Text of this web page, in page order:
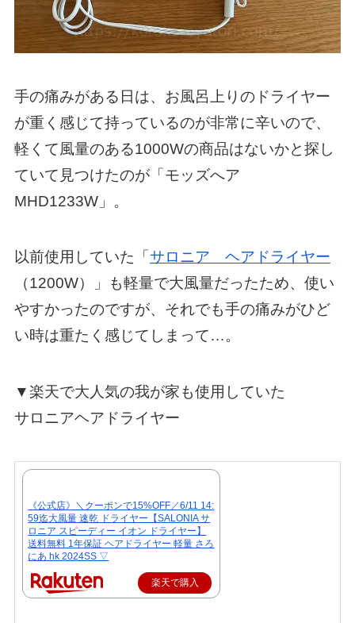
手の痛みがある日は、お風呂上りのドライヤー
が重く感じて持っているのが非常に辛いので、
軽くて風量のある1000Wの商品はないかと探し
ていて見つけたのが「モッズへア
MHD1233W」。
以前使用していた「 サロニア ヘアドライヤー
（1200W）」も軽量で大風量だったため、使い
やすかったのですが、それでも手の痛みがひど
い時は重たく感じてしまって…。
▼楽天で大人気の我が家も使用していた
サロニアヘアドライヤー
《公式店》＼クーポンで15%OFF／6/11 14:
59迄大風量 速乾 ドライヤー【SALONIA サ
ロニア スピーディー イオン ドライヤー】
送料無料 1年保証 ヘアドライヤー 軽量 さろ
にあ hk 2024SS ▽
楽天で購入